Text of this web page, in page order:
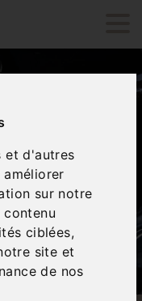
et d'autres
sur notre
ciblées,
site et
de nos